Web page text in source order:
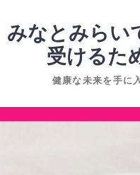
へ
ス
みなとみらい
受けるた
健康な未来を手に
コ